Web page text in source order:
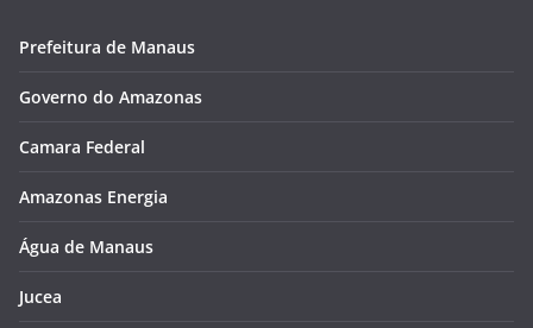
Prefeitura de Manaus
Governo do Amazonas
Camara Federal
Amazonas Energia
Água de Manaus
Jucea